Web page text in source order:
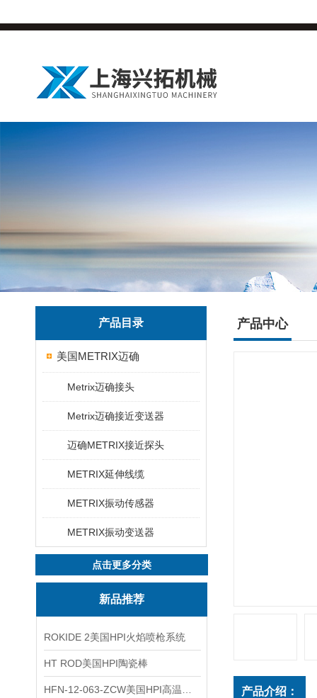
产品目录
美国METRIX迈确
Metrix迈确接头
Metrix迈确接近变送器
迈确METRIX接近探头
METRIX延伸线缆
METRIX振动传感器
METRIX振动变送器
点击更多分类
新品推荐
ROKIDE 2美国HPI火焰喷枪系统
HT ROD美国HPI陶瓷棒
产品中心
产品介绍：